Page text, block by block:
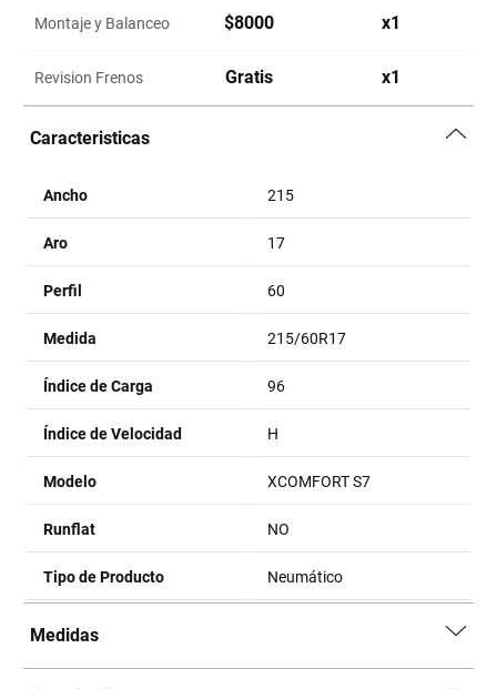
Montaje y Balanceo $8000 x1
Revision Frenos Gratis x1
Caracteristicas
Ancho 215
Aro 17
Perfil 60
Medida 215/60R17
Índice de Carga 96
Índice de Velocidad H
Modelo XCOMFORT S7
Runflat NO
Tipo de Producto Neumático
Medidas